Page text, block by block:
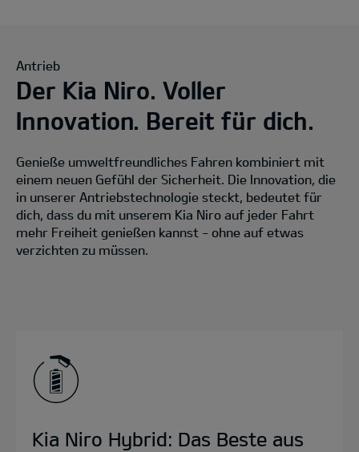
Antrieb
Der Kia Niro. Voller
Innovation. Bereit für dich.
Genieße umweltfreundliches Fahren kombiniert mit
einem neuen Gefühl der Sicherheit. Die Innovation, die
in unserer Antriebstechnologie steckt, bedeutet für
dich, dass du mit unserem Kia Niro auf jeder Fahrt
mehr Freiheit genießen kannst - ohne auf etwas
verzichten zu müssen.
Kia Niro Hybrid: Das Beste aus